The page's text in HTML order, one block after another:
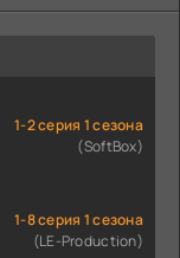
1-2 серия 1 сезона
(SoftBox)
1-8 серия 1 сезона
(LE-Production)